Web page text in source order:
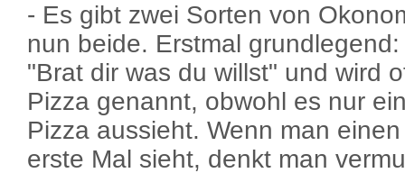
- Es gibt zwei Sorten von
nun beide. Erstmal
"Brat dir was du willst" und wird
Pizza genannt, obwohl es nur
Pizza aussieht. Wenn man
erste Mal sieht, denkt man